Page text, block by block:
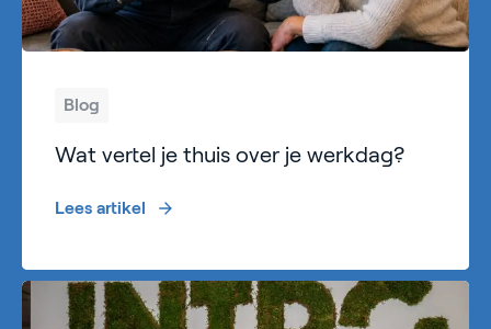
Blog
Wat vertel je thuis over je werkdag?
Lees artikel